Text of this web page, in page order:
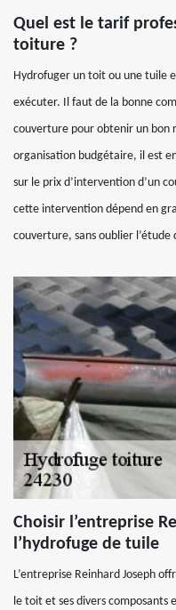
Quel est le tarif
toiture ?
Hydrofuger un toit ou une tuile
exécuter. Il faut de la bonne
couverture pour obtenir un bon
organisation budgétaire, il est
sur le prix d’intervention d’un
cette intervention dépend en
couverture, sans oublier l’étude
Choisir l’entreprise
l’hydrofuge de tuile
L’entreprise Reinhard Joseph
le toit et ses divers composants